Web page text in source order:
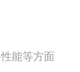
能等方面